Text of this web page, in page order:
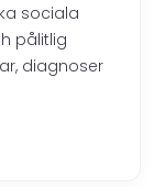
sociala
pålitlig
diagnoser